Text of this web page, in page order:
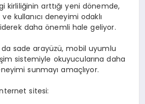
kirliliğinin arttığı yeni dönemde,
kullanıcı deneyimi odaklı
giderek daha önemli hale geliyor.
sade arayüzü, mobil uyumlu
sistemiyle okuyucularına daha
sunmayı amaçlıyor.
sitesi: